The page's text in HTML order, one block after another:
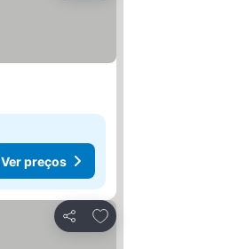
Ver preços
Partilhar
Adicionar aos